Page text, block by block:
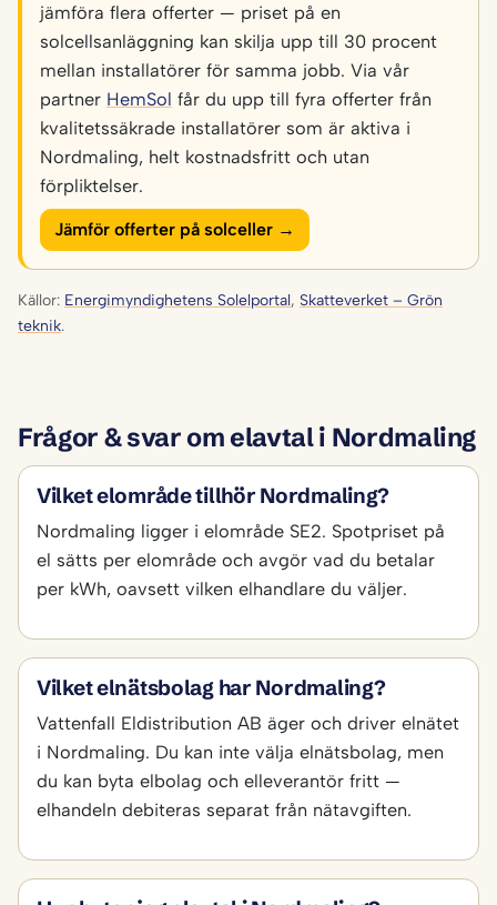
jämföra flera offerter — priset på en
solcellsanläggning kan skilja upp till 30 procent
mellan installatörer för samma jobb. Via vår
partner HemSol får du upp till fyra offerter från
kvalitetssäkrade installatörer som är aktiva i
Nordmaling, helt kostnadsfritt och utan
förpliktelser.
Jämför offerter på solceller →
Källor: Energimyndighetens Solelportal, Skatteverket – Grön
teknik.
Frågor & svar om elavtal i Nordmaling
Vilket elområde tillhör Nordmaling?
Nordmaling ligger i elområde SE2. Spotpriset på
el sätts per elområde och avgör vad du betalar
per kWh, oavsett vilken elhandlare du väljer.
Vilket elnätsbolag har Nordmaling?
Vattenfall Eldistribution AB äger och driver elnätet
i Nordmaling. Du kan inte välja elnätsbolag, men
du kan byta elbolag och elleverantör fritt —
elhandeln debiteras separat från nätavgiften.